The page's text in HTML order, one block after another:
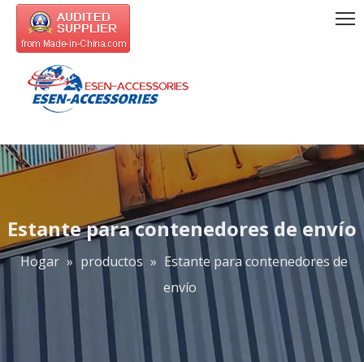
Estante para contenedores de envío
Hogar » productos » Estante para contenedores de
envío